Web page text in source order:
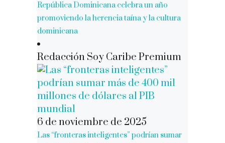
República Dominicana celebra un año
promoviendo la herencia taína y la cultura
dominicana
Redacción Soy Caribe Premium
6 de noviembre de 2025
Las “fronteras inteligentes” podrían sumar